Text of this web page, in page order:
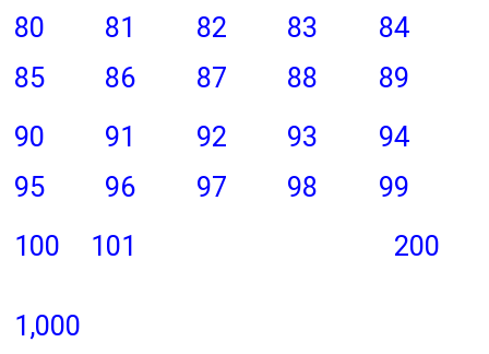
80
81 82 83
84
85
86 87 88
89
90
91 92 93
94
95
96 97 98
99
100
101 200
1,000